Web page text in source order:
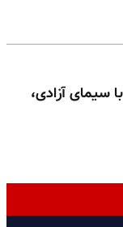
سیمای آزادی،